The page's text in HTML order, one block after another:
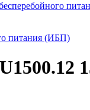
питания (ИБП)